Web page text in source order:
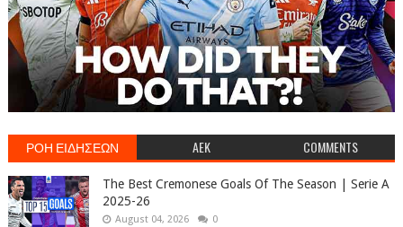
ΡΟΗ ΕΙΔΗΣΕΩΝ AEK COMMENTS
The Best Cremonese Goals Of The Season | Serie A
2025-26
August 04, 2026 0